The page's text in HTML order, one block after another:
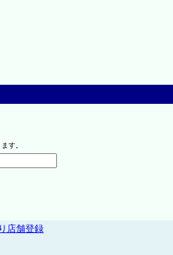
す。
店舗登録